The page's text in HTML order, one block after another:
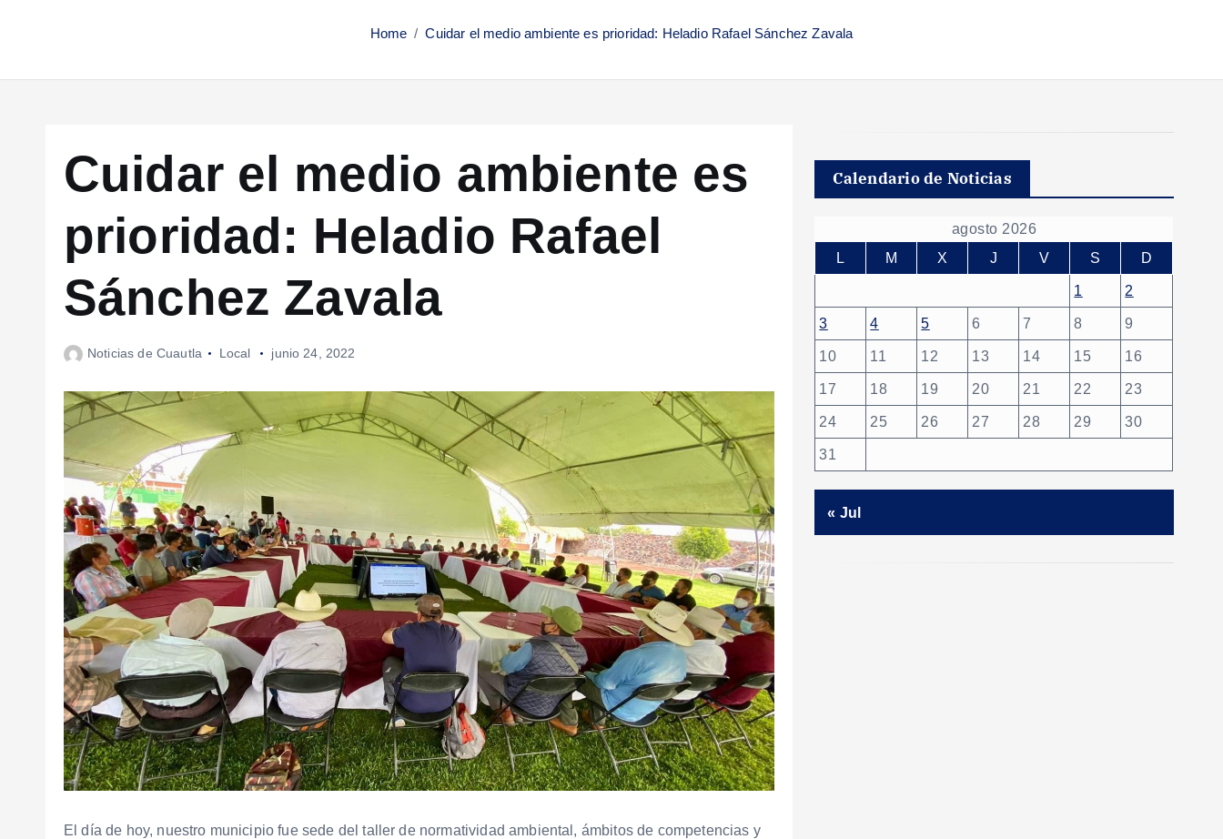
Home Cuidar el medio ambiente es prioridad: Heladio Rafael Sánchez Zavala
Cuidar el medio ambiente es
prioridad: Heladio Rafael
Sánchez Zavala
Noticias de Cuautla Local junio 24, 2022
El día de hoy, nuestro municipio fue sede del taller de normatividad ambiental, ámbitos de competencias y
Calendario de Noticias
agosto 2026
L
M X J V S D
1 2
3 4 5 6 7 8 9
10 11 12 13 14 15 16
17 18 19 20 21 22 23
24 25 26 27 28 29 30
31
« Jul